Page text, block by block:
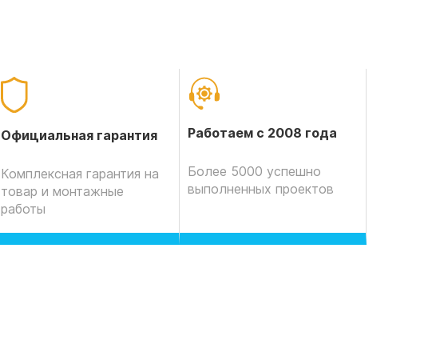
Официальная гарантия
Комплексная гарантия на
товар и монтажные
работы
Работаем с 2008 года
Более 5000 успешно
выполненных проектов